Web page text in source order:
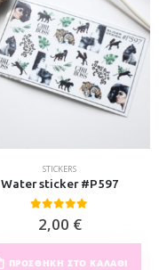
STICKERS
Water sticker #P597
out of 5
2,00 €
ΠΡΟΣΘΉΚΗ ΣΤΟ ΚΑΛΆΘΙ